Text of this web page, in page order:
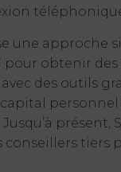
une approche
obtenir des
des outils
capital
présent,
conseillers tiers